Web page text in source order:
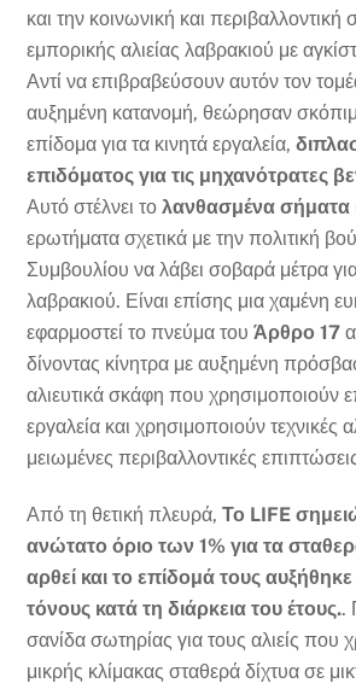
και την κοινωνική και περιβαλλοντική
εμπορικής αλιείας λαβρακιού με
Αντί να επιβραβεύσουν αυτόν τον
αυξημένη κατανομή, θεώρησαν
επίδομα για τα κινητά εργαλεία,
επιδόματος για τις μηχανότρατες
Αυτό στέλνει τολανθασμένα σήματα
ερωτήματα σχετικά με την πολιτική
Συμβουλίου να λάβει σοβαρά μέτρα
λαβρακιού. Είναι επίσης μια χαμένη
εφαρμοστεί το πνεύμα τουΆρθρο 17
δίνοντας κίνητρα με αυξημένη
αλιευτικά σκάφη που χρησιμοποιούν
εργαλεία και χρησιμοποιούν τεχνικές
μειωμένες περιβαλλοντικές
Από τη θετική πλευρά,Το LIFE
ανώτατο όριο των 1% για τα
αρθεί και το επίδομά τους
τόνους κατά τη διάρκεια του έτους..
σανίδα σωτηρίας για τους αλιείς που
μικρής κλίμακας σταθερά δίχτυα σε